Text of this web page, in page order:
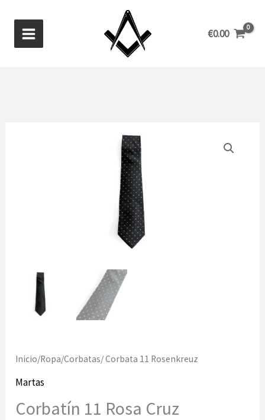
contenido
€0.00
Inicio/Ropa/Corbatas/ Corbata 11 Rosenkreuz
Martas
Corbatín 11 Rosa Cruz